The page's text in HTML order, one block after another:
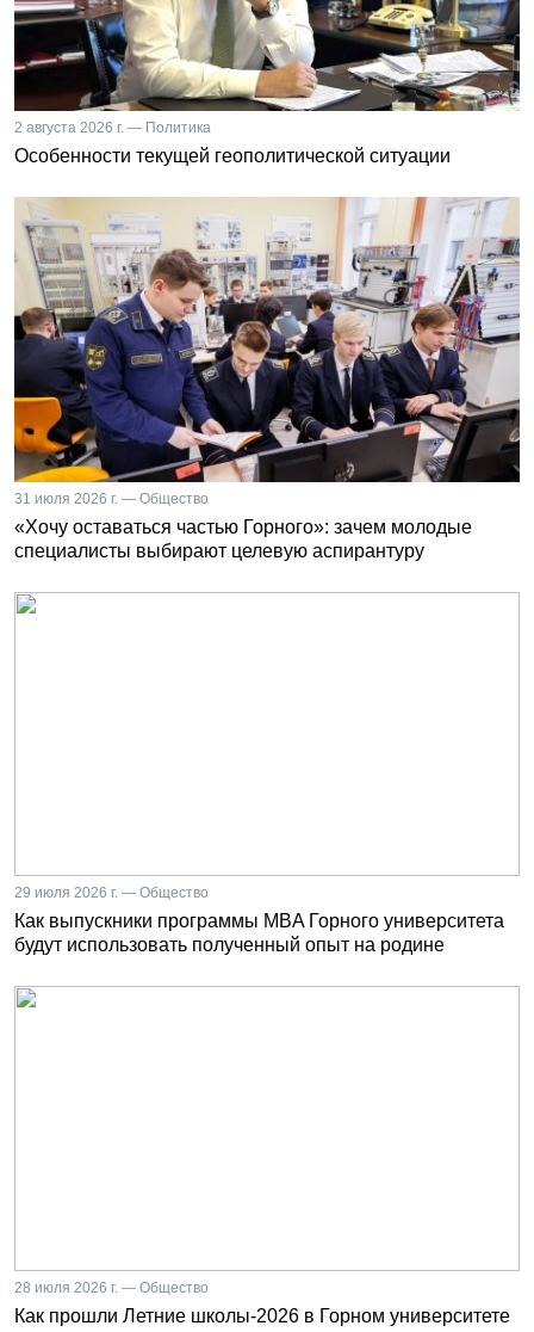
2 августа 2026 г. — Политика
Особенности текущей геополитической ситуации
31 июля 2026 г. — Общество
«Хочу оставаться частью Горного»: зачем молодые
специалисты выбирают целевую аспирантуру
29 июля 2026 г. — Общество
Как выпускники программы MBA Горного университета
будут использовать полученный опыт на родине
28 июля 2026 г. — Общество
Как прошли Летние школы-2026 в Горном университете